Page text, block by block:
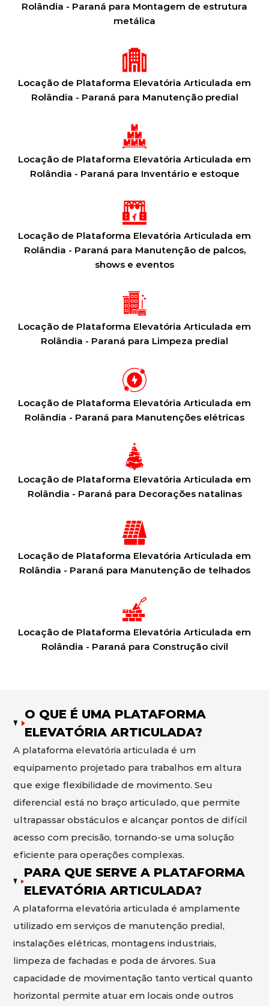
Rolândia - Paraná para Montagem de estrutura
metálica
Locação de Plataforma Elevatória Articulada em
Rolândia - Paraná para Manutenção predial
Locação de Plataforma Elevatória Articulada em
Rolândia - Paraná para Inventário e estoque
Locação de Plataforma Elevatória Articulada em
Rolândia - Paraná para Manutenção de palcos,
shows e eventos
Locação de Plataforma Elevatória Articulada em
Rolândia - Paraná para Limpeza predial
Locação de Plataforma Elevatória Articulada em
Rolândia - Paraná para Manutenções elétricas
Locação de Plataforma Elevatória Articulada em
Rolândia - Paraná para Decorações natalinas
Locação de Plataforma Elevatória Articulada em
Rolândia - Paraná para Manutenção de telhados
Locação de Plataforma Elevatória Articulada em
Rolândia - Paraná para Construção civil
O QUE É UMA PLATAFORMA
ELEVATÓRIA ARTICULADA?
A plataforma elevatória articulada é um
equipamento projetado para trabalhos em altura
que exige flexibilidade de movimento. Seu
diferencial está no braço articulado, que permite
ultrapassar obstáculos e alcançar pontos de difícil
acesso com precisão, tornando-se uma solução
eficiente para operações complexas.
PARA QUE SERVE A PLATAFORMA
ELEVATÓRIA ARTICULADA?
A plataforma elevatória articulada é amplamente
utilizado em serviços de manutenção predial,
instalações elétricas, montagens industriais,
limpeza de fachadas e poda de árvores. Sua
capacidade de movimentação tanto vertical quanto
horizontal permite atuar em locais onde outros